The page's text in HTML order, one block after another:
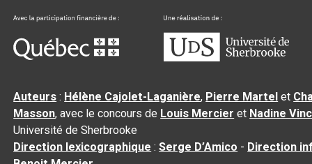
Auteurs : Hélène Cajolet-Laganière, Pierre Martel et
Masson, avec le concours de Louis Mercier et Nadine
Université de Sherbrooke
Direction lexicographique :Serge D’Amico - Direction